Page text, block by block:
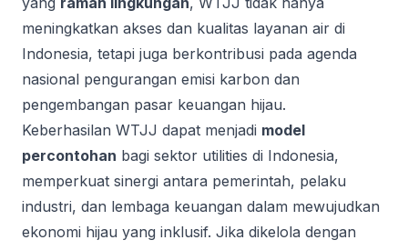
meningkatkan akses dan kualitas layanan air di
Indonesia, tetapi juga berkontribusi pada agenda
nasional pengurangan emisi karbon dan
pengembangan pasar keuangan hijau.
Keberhasilan WTJJ dapat menjadi model
percontohan bagi sektor utilities di Indonesia,
memperkuat sinergi antara pemerintah, pelaku
industri, dan lembaga keuangan dalam mewujudkan
ekonomi hijau yang inklusif. Jika dikelola dengan